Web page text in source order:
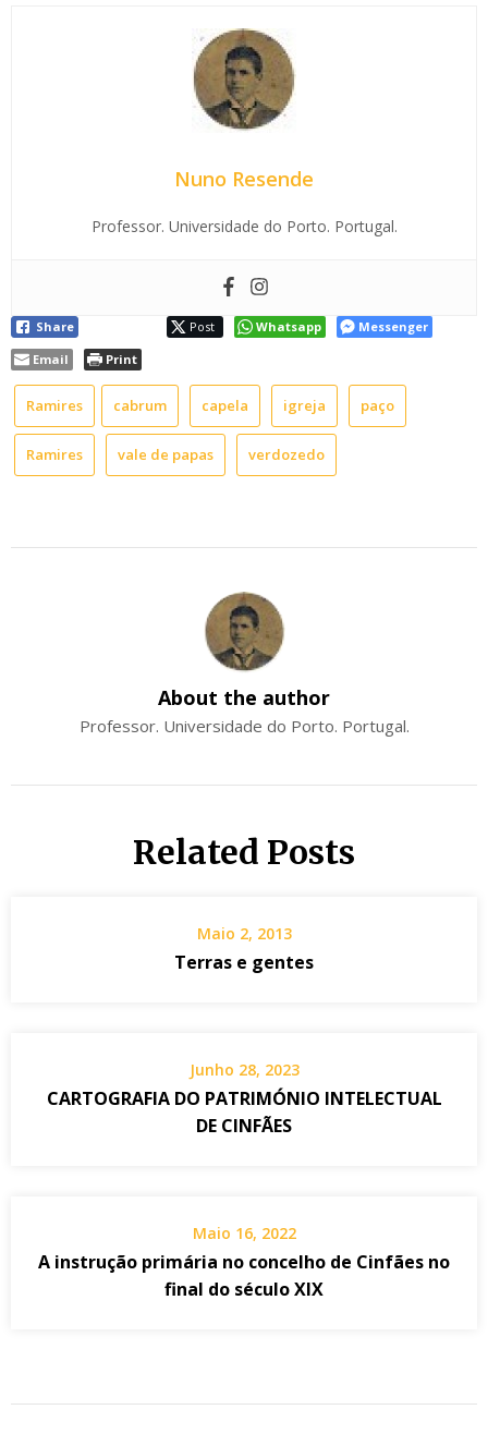
Nuno Resende
Professor. Universidade do Porto. Portugal.
Share Post Whatsapp
Messenger
Email
Print
Ramires cabrum capela igreja paço
Ramires vale de papas verdozedo
About the author
Professor. Universidade do Porto. Portugal.
Related Posts
Maio 2, 2013
Terras e gentes
Junho 28, 2023
CARTOGRAFIA DO PATRIMÓNIO INTELECTUAL
DE CINFÃES
Maio 16, 2022
A instrução primária no concelho de Cinfães no
final do século XIX